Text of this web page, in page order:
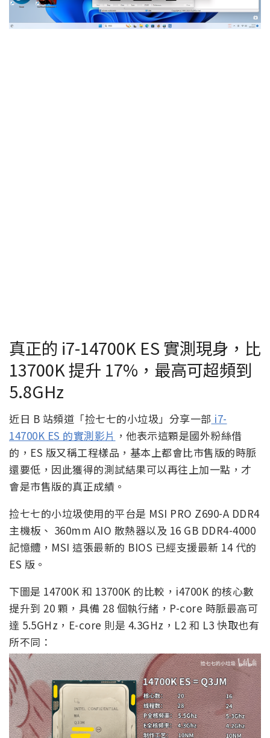
真正的 i7-14700K ES 實測現身，比
13700K 提升 17%，最高可超頻到
5.8GHz
近日 B 站頻道「捡七七的小垃圾」分享一部 i7-
14700K ES 的實測影片 ，他表示這顆是國外粉絲借
的，ES 版又稱工程樣品，基本上都會比市售版的時脈
還要低，因此獲得的測試結果可以再往上加一點，才
會是市售版的真正成績。
捡七七的小垃圾使用的平台是 MSI PRO Z690-A DDR4
主機板、 360mm AIO 散熱器以及 16 GB DDR4-4000
記憶體，MSI 這張最新的 BIOS 已經支援最新 14 代的
ES 版。
下圖是 14700K 和 13700K 的比較，i4700K 的核心數
提升到 20 顆，具備 28 個執行緒，P-core 時脈最高可
達 5.5GHz，E-core 則是 4.3GHz，L2 和 L3 快取也有
所不同：